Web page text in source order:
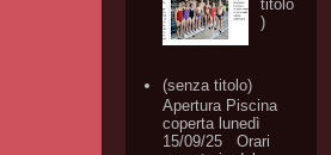
titolo
)
(senza titolo)
Apertura Piscina
coperta lunedì
15/09/25 Orari